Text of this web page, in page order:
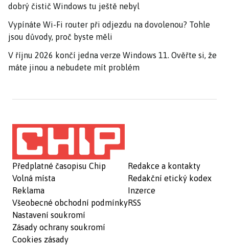
dobrý čistič Windows tu ještě nebyl
Vypínáte Wi-Fi router při odjezdu na dovolenou? Tohle
jsou důvody, proč byste měli
V říjnu 2026 končí jedna verze Windows 11. Ověřte si, že
máte jinou a nebudete mít problém
Předplatné časopisu Chip
Volná místa
Reklama
Všeobecné obchodní podmínky
Nastavení soukromí
Zásady ochrany soukromí
Cookies zásady
Redakce a kontakty
Redakční etický kodex
Inzerce
RSS